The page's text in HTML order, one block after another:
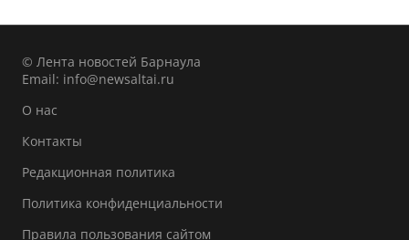
© Лента новостей Барнаула
Email: info@newsaltai.ru
О нас
Контакты
Редакционная политика
Политика конфиденциальности
Правила пользования сайтом